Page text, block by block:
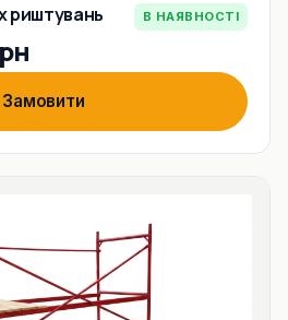
риштувань В НАЯВНОСТІ
Замовити